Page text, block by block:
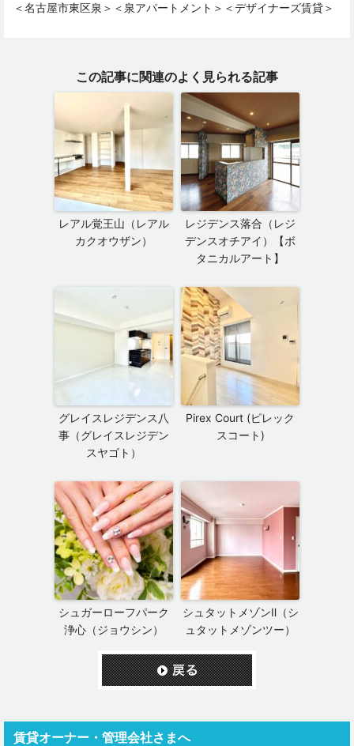
＜名古屋市東区泉＞＜泉アパートメント＞＜デザイナーズ賃貸＞
この記事に関連のよく見られる記事
レアル覚王山（レアル
カクオウザン）
レジデンス落合（レジ
デンスオチアイ）【ボ
タニカルアート】
グレイスレジデンス八
事（グレイスレジデン
スヤゴト）
Pirex Court (ピレック
スコート)
シュガーローフパーク
浄心（ジョウシン）
シュタットメゾンⅡ（シ
ュタットメゾンツー）
賃貸オーナー・管理会社さまへ